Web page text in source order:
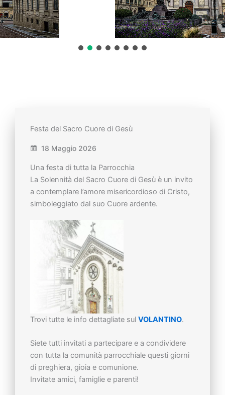
Festa del Sacro Cuore di Gesù
18 Maggio 2026
Una festa di tutta la Parrocchia
La Solennità del Sacro Cuore di Gesù è un invito
a contemplare l’amore misericordioso di Cristo,
simboleggiato dal suo Cuore ardente.
Trovi tutte le info dettagliate sul VOLANTINO.
Siete tutti invitati a partecipare e a condividere
con tutta la comunità parrocchiale questi giorni
di preghiera, gioia e comunione.
Invitate amici, famiglie e parenti!